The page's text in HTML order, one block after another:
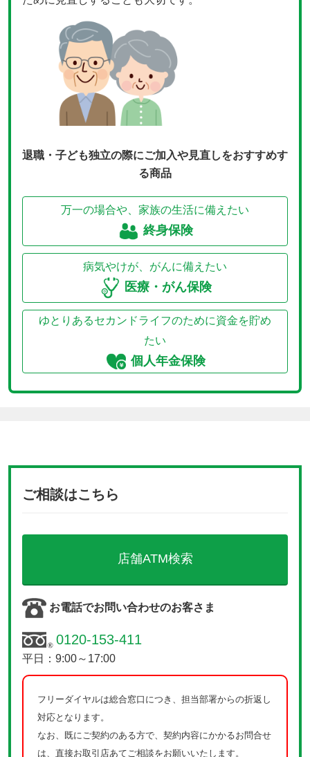
退職・子ども独立の際にご加入や見直しをおすすめす
る商品
万一の場合や、家族の生活に備えたい
終身保険
病気やけが、がんに備えたい
医療・がん保険
ゆとりあるセカンドライフのために資金を貯め
たい
個人年金保険
ご相談はこちら
店舗ATM検索
お電話でお問い合わせのお客さま
0120-153-411
平日：9:00～17:00
フリーダイヤルは総合窓口につき、担当部署からの折返し
対応となります。
なお、既にご契約のある方で、契約内容にかかるお問合せ
は、直接お取引店あてご相談をお願いいたします。